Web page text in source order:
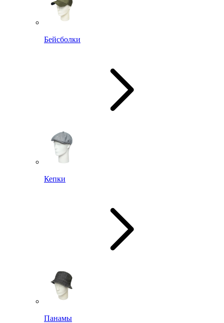
Бейсболки
Кепки
Панамы